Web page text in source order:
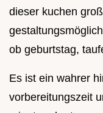
dieser kuchen
ob geburtstag,
Es ist ein wahrer
vorbereitungszeit